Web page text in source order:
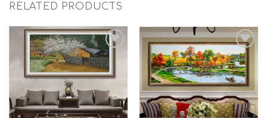
RELATED PRODUCTS
Add to
Wishlist
Add to
Wishlist